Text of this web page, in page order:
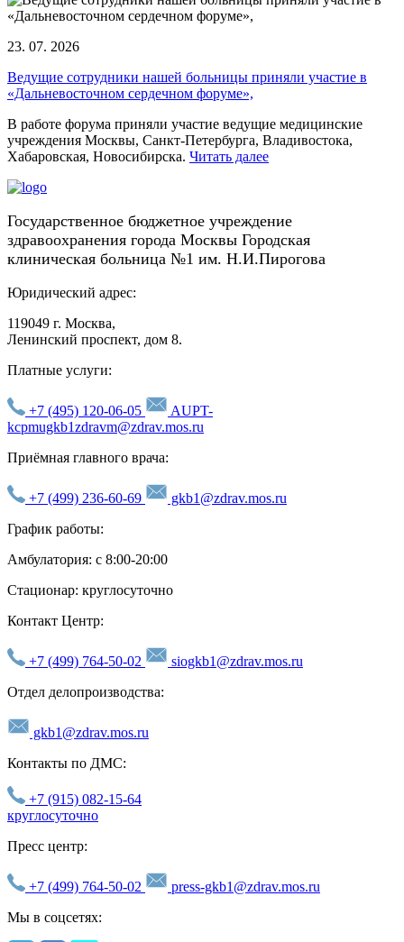
23. 07. 2026
Ведущие сотрудники нашей больницы приняли участие в
«Дальневосточном сердечном форуме»,
В работе форума приняли участие ведущие медицинские
учреждения Москвы, Санкт-Петербурга, Владивостока,
Хабаровская, Новосибирска. Читать далее
Государственное бюджетное учреждение
здравоохранения города Москвы Городская
клиническая больница №1 им. Н.И.Пирогова
Юридический адрес:
119049 г. Москва,
Ленинский проспект, дом 8.
Платные услуги:
+7 (495) 120-06-05
AUPT-
kcpmugkb1zdravm@zdrav.mos.ru
Приёмная главного врача:
+7 (499) 236-60-69
gkb1@zdrav.mos.ru
График работы:
Амбулатория: с 8:00-20:00
Стационар: круглосуточно
Контакт Центр:
+7 (499) 764-50-02
siogkb1@zdrav.mos.ru
Отдел делопроизводства:
gkb1@zdrav.mos.ru
Контакты по ДМС:
+7 (915) 082-15-64
круглосуточно
Пресс центр:
+7 (499) 764-50-02
press-gkb1@zdrav.mos.ru
Мы в соцсетях: